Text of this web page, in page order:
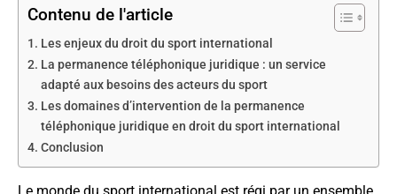
Contenu de l'article
Les enjeux du droit du sport international
La permanence téléphonique juridique : un service
adapté aux besoins des acteurs du sport
Les domaines d’intervention de la permanence
téléphonique juridique en droit du sport international
Conclusion